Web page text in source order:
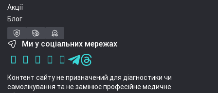
Акції
Блог
Ми у соціальних мережах
Контент сайту не призначений для діагностики чи
самолікування та не замінює професійне медичне